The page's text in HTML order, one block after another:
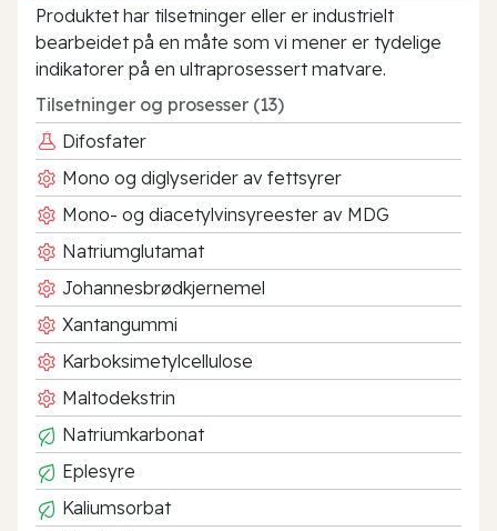
Produktet har tilsetninger eller er industrielt
bearbeidet på en måte som vi mener er tydelige
indikatorer på en ultraprosessert matvare.
Tilsetninger og prosesser (13)
Difosfater
Mono og diglyserider av fettsyrer
Mono- og diacetylvinsyreester av MDG
Natriumglutamat
Johannesbrødkjernemel
Xantangummi
Karboksimetylcellulose
Maltodekstrin
Natriumkarbonat
Eplesyre
Kaliumsorbat